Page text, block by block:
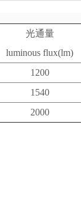
光通量
luminous flux(lm)
1200
1540
2000